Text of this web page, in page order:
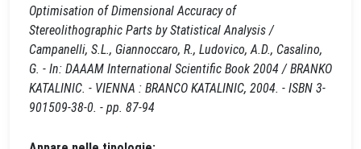
Optimisation of Dimensional Accuracy of
Stereolithographic Parts by Statistical Analysis /
Campanelli, S.L., Giannoccaro, R., Ludovico, A.D., Casalino,
G. - In: DAAAM International Scientific Book 2004 / BRANKO
KATALINIC. - VIENNA : BRANCO KATALINIC, 2004. - ISBN 3-
901509-38-0. - pp. 87-94